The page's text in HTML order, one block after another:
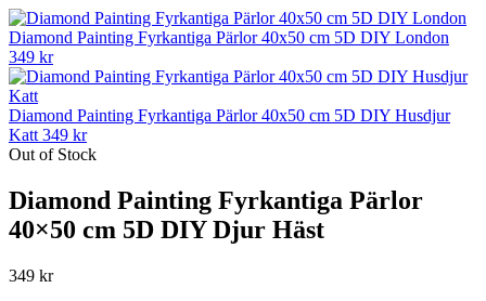
Diamond Painting Fyrkantiga Pärlor 40x50 cm 5D DIY London
349 kr
Diamond Painting Fyrkantiga Pärlor 40x50 cm 5D DIY Husdjur
Katt 349 kr
Out of Stock
Diamond Painting Fyrkantiga Pärlor
40×50 cm 5D DIY Djur Häst
349 kr